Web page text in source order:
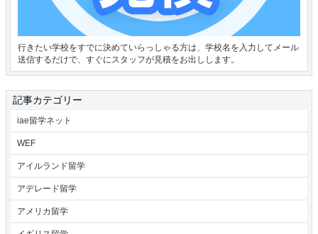
行きたい学校をすでに決めていらっしゃる方は、学校名を入力してメール
送信するだけで、すぐにスタッフが見積をお出しします。
記事カテゴリー
iae留学ネット
WEF
アイルランド留学
アデレード留学
アメリカ留学